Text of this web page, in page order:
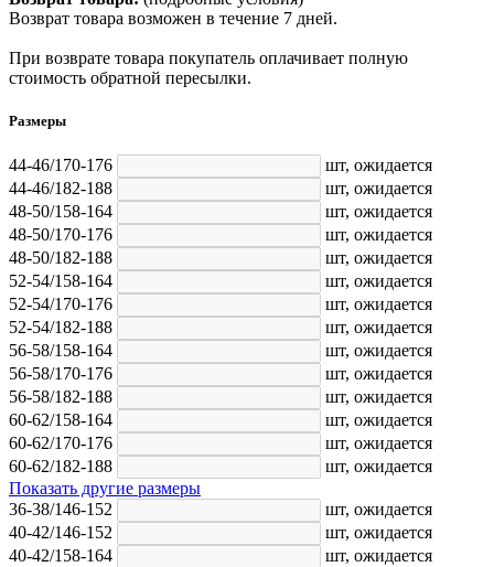
Возврат товара возможен в течение 7 дней.
При возврате товара покупатель оплачивает полную
стоимость обратной пересылки.
Размеры
44-46/170-176 шт, ожидается
44-46/182-188
шт, ожидается
48-50/158-164
шт, ожидается
48-50/170-176
шт, ожидается
48-50/182-188
шт, ожидается
52-54/158-164
шт, ожидается
52-54/170-176
шт, ожидается
52-54/182-188
шт, ожидается
56-58/158-164
шт, ожидается
56-58/170-176
шт, ожидается
56-58/182-188
шт, ожидается
60-62/158-164
шт, ожидается
60-62/170-176
шт, ожидается
60-62/182-188
шт, ожидается
Показать другие размеры
36-38/146-152
шт, ожидается
40-42/146-152
шт, ожидается
40-42/158-164
шт, ожидается